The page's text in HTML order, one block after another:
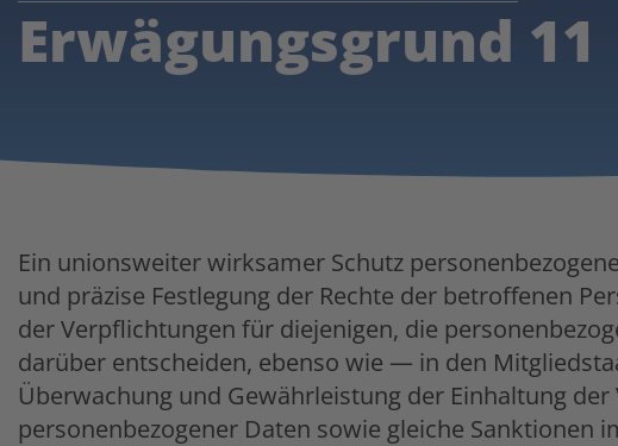
Erwägungsgrund 11
Ein unionsweiter wirksamer Schutz
und präzise Festlegung der Rechte der betroffenen
der Verpflichtungen für diejenigen, die
darüber entscheiden, ebenso wie — in den
Überwachung und Gewährleistung der Einhaltung
personenbezogener Daten sowie gleiche Sanktionen